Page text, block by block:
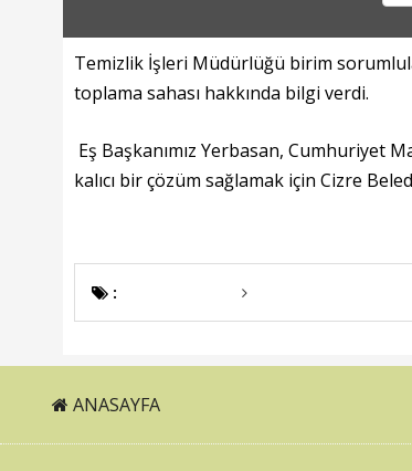
Temizlik İşleri Müdürlüğü birim
toplama sahası hakkında bilgi verdi.
Eş Başkanımız Yerbasan, Cumhuriyet
kalıcı bir çözüm sağlamak için Cizre
:
ANASAYFA